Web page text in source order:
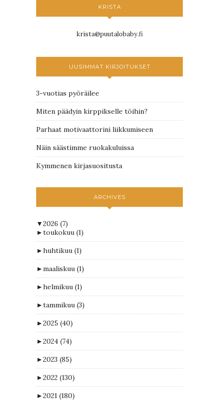
KRISTA
krista@puutalobaby.fi
UUSIMMAT KIRJOITUKSET
3-vuotias pyöräilee
Miten päädyin kirppikselle töihin?
Parhaat motivaattorini liikkumiseen
Näin säästimme ruokakuluissa
Kymmenen kirjasuositusta
ARCHIVES
▼2026 (7)
►toukokuu (1)
►huhtikuu (1)
►maaliskuu (1)
►helmikuu (1)
►tammikuu (3)
►2025 (40)
►2024 (74)
►2023 (85)
►2022 (130)
►2021 (180)